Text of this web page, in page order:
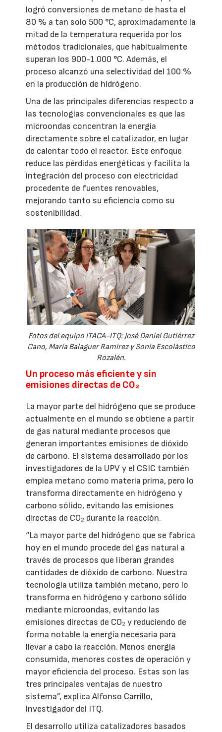
logró conversiones de metano de hasta el
80 % a tan solo 500 °C, aproximadamente la
mitad de la temperatura requerida por los
métodos tradicionales, que habitualmente
superan los 900-1.000 °C. Además, el
proceso alcanzó una selectividad del 100 %
en la producción de hidrógeno.
Una de las principales diferencias respecto a
las tecnologías convencionales es que las
microondas concentran la energía
directamente sobre el catalizador, en lugar
de calentar todo el reactor. Este enfoque
reduce las pérdidas energéticas y facilita la
integración del proceso con electricidad
procedente de fuentes renovables,
mejorando tanto su eficiencia como su
sostenibilidad.
Fotos del equipo ITACA-ITQ: José Daniel Gutiérrez
Cano, María Balaguer Ramirez y Sonia Escolástico
Rozalén.
Un proceso más eficiente y sin
emisiones directas de CO₂
La mayor parte del hidrógeno que se produce
actualmente en el mundo se obtiene a partir
de gas natural mediante procesos que
generan importantes emisiones de dióxido
de carbono. El sistema desarrollado por los
investigadores de la UPV y el CSIC también
emplea metano como materia prima, pero lo
transforma directamente en hidrógeno y
carbono sólido, evitando las emisiones
directas de CO₂ durante la reacción.
“La mayor parte del hidrógeno que se fabrica
hoy en el mundo procede del gas natural a
través de procesos que liberan grandes
cantidades de dióxido de carbono. Nuestra
tecnología utiliza también metano, pero lo
transforma en hidrógeno y carbono sólido
mediante microondas, evitando las
emisiones directas de CO₂ y reduciendo de
forma notable la energía necesaria para
llevar a cabo la reacción. Menos energía
consumida, menores costes de operación y
mayor eficiencia del proceso. Estas son las
tres principales ventajas de nuestro
sistema”, explica Alfonso Carrillo,
investigador del ITQ.
El desarrollo utiliza catalizadores basados